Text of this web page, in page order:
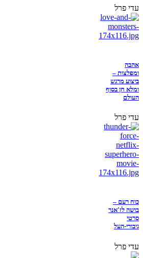
עדי פרל
אהבה
ומפלצות –
ביצוע מרגש
ומלא חן בסוף
העולם
עדי פרל
כוח רעם –
בושה לז'אנר
סרטי
גיבורי-העל
עדי פרל